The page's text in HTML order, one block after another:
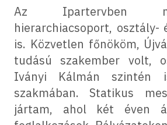
Az Ipartervben
hierarchiacsoport, osztály-
is. Közvetlen főnököm,
tudású szakember volt,
Iványi Kálmán szintén
szakmában. Statikus
jártam, ahol két éven